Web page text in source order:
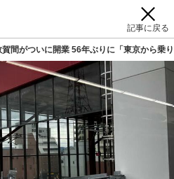
記事に戻る
間がついに開業 56年ぶりに「東京から乗